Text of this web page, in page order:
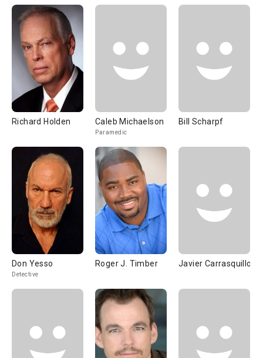
Richard Holden Caleb Michaelson
Paramedic
Bill Scharpf
Don Yesso
Detective
Roger J. Timber Javier Carrasquillo